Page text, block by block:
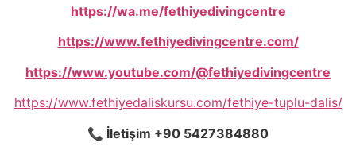
https://wa.me/fethiyedivingcentre
https://www.fethiyedivingcentre.com/
https://www.youtube.com/@fethiyedivingcentre
https://www.fethiyedaliskursu.com/fethiye-tuplu-dalis/
📞 İletişim +90 5427384880